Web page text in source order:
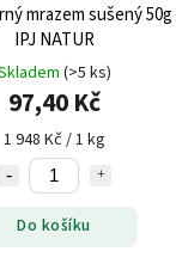
mrazem sušený 50g
IPJ NATUR
(>5 ks)
97,40 Kč
1 948 Kč / 1 kg
Do košíku